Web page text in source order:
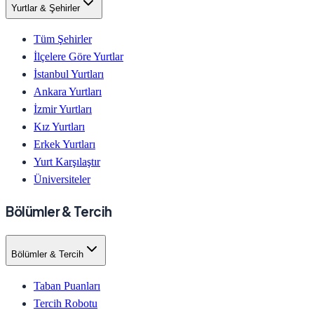
Yurtlar & Şehirler
Tüm Şehirler
İlçelere Göre Yurtlar
İstanbul Yurtları
Ankara Yurtları
İzmir Yurtları
Kız Yurtları
Erkek Yurtları
Yurt Karşılaştır
Üniversiteler
Bölümler & Tercih
Bölümler & Tercih
Taban Puanları
Tercih Robotu